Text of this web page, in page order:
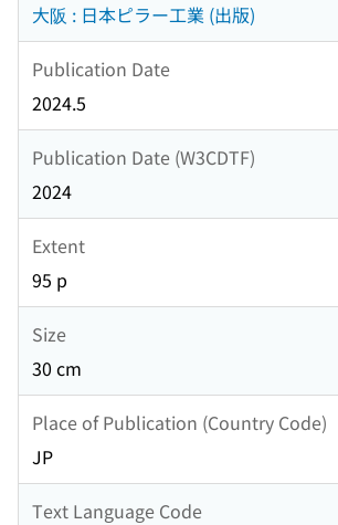
大阪 : 日本ピラー工業 (出版)
Publication Date
2024.5
Publication Date (W3CDTF)
2024
Extent
95 p
Size
30 cm
Place of Publication (Country Code)
JP
Text Language Code